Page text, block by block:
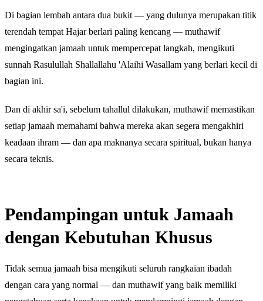
Di bagian lembah antara dua bukit — yang dulunya merupakan titik
terendah tempat Hajar berlari paling kencang — muthawif
mengingatkan jamaah untuk mempercepat langkah, mengikuti
sunnah Rasulullah Shallallahu 'Alaihi Wasallam yang berlari kecil di
bagian ini.
Dan di akhir sa'i, sebelum tahallul dilakukan, muthawif memastikan
setiap jamaah memahami bahwa mereka akan segera mengakhiri
keadaan ihram — dan apa maknanya secara spiritual, bukan hanya
secara teknis.
Pendampingan untuk Jamaah
dengan Kebutuhan Khusus
Tidak semua jamaah bisa mengikuti seluruh rangkaian ibadah
dengan cara yang normal — dan muthawif yang baik memiliki